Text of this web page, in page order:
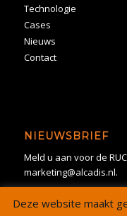
Technologie
Cases
Nieuws
Contact
NIEUWSBRIEF
Meld u aan voor de
marketing@alcadis.nl.
Deze website maakt